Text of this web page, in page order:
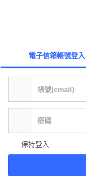
電子信箱帳號登入
保持登入